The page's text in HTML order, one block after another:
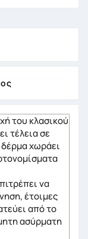
του κλασικού
τέλεια σε
χωράει
να
έτοιμες
από το
ασύρματη